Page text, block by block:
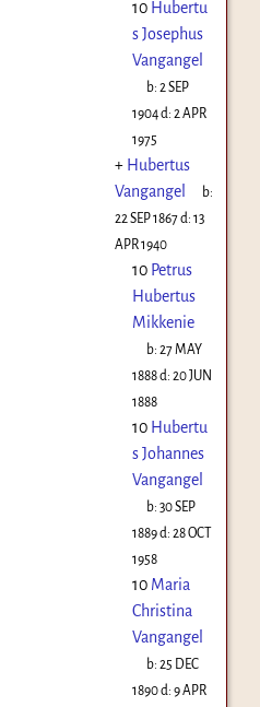
10 Hubertu
s Josephus
Vangangel
b:2 SEP
1904d: 2 APR
1975
+ Hubertus
Vangangel
b:
22 SEP 1867d: 13
APR 1940
10 Petrus
Hubertus
Mikkenie
b:27 MAY
1888d: 20 JUN
1888
10 Hubertu
s Johannes
Vangangel
b:30 SEP
1889d: 28 OCT
1958
10 Maria
Christina
Vangangel
b:25 DEC
1890d: 9 APR